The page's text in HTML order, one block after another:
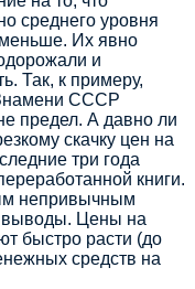
среднего уровня
Их явно
и
Так, к примеру,
СССР
предел. А давно ли
скачку цен на
три года
книги.
непривычным
выводы. Цены на
быстро расти (до
средств на